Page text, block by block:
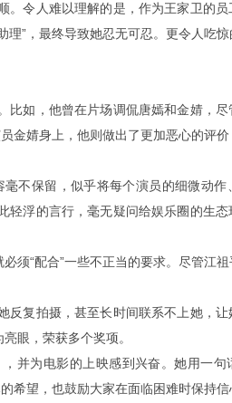
。令人难以理解的是，作为王家卫的员
”，最终导致她忍无可忍。更令人吃
比如，他曾在片场调侃唐嫣和金婧，
金婧身上，他则做出了更加恶心的评
不保留，似乎将每个演员的细微动作
轻浮的言行，毫无疑问给娱乐圈的生
须“配合”一些不正当的要求。尽管江
反复拍摄，甚至长时间联系不上她，
眼，荣获多个奖项。
并为电影的上映感到兴奋。她用一句
希望，也鼓励大家在面临困难时保持信